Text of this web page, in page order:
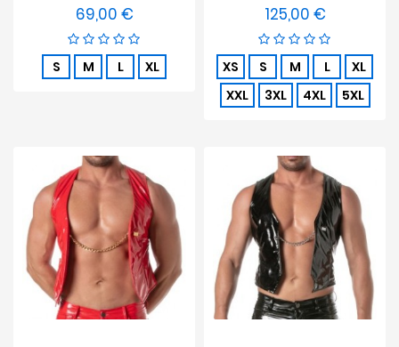
69,00 €Preis
S M L XL
125,00 €Preis
XS S M L
XL
XXL
3XL 4XL 5XL